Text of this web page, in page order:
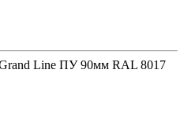
Line ПУ 90мм RAL 8017